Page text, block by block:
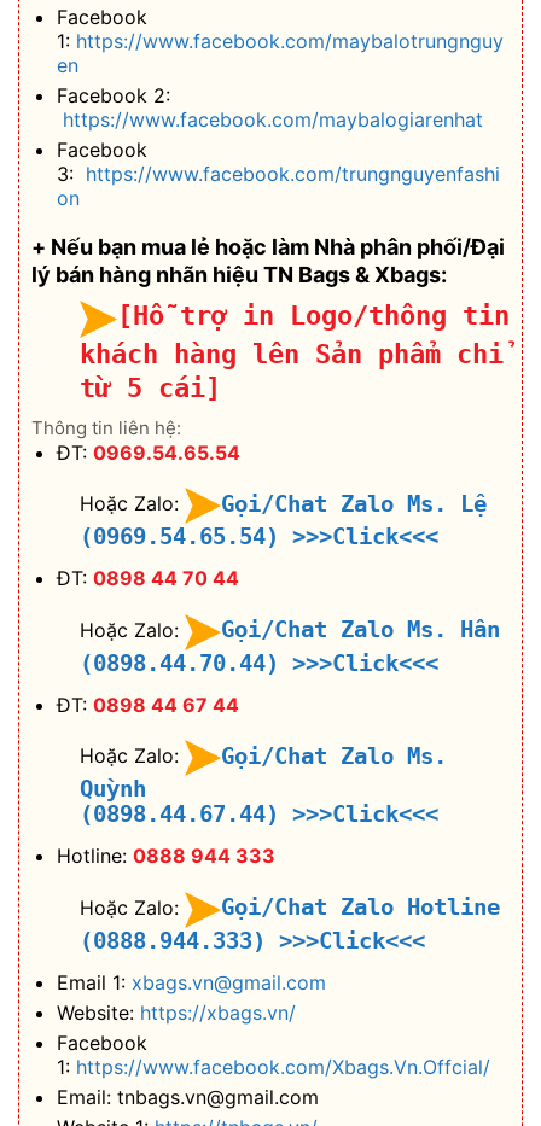
Facebook
1: https://www.facebook.com/maybalotrungnguy
en
Facebook 2:
https://www.facebook.com/maybalogiarenhat
Facebook
3: https://www.facebook.com/trungnguyenfashi
on
+ Nếu bạn mua lẻ hoặc làm Nhà phân phối/Đại
lý bán hàng nhãn hiệu TN Bags & Xbags:
[Hỗ trợ in Logo/thông tin
khách hàng lên Sản phẩm chỉ
từ 5 cái]
Thông tin liên hệ:
ĐT: 0969.54.65.54
Hoặc Zalo:
Gọi/Chat Zalo Ms. Lệ
(0969.54.65.54)
>>>Click<<<
ĐT: 0898 44 70 44
Hoặc Zalo:
Gọi/Chat Zalo Ms. Hân
(0898.44.70.44)
>>>Click<<<
ĐT: 0898 44 67 44
Hoặc Zalo:
Gọi/Chat Zalo Ms.
Quỳnh
(0898.44.67.44)
>>>Click<<<
Hotline: 0888 944 333
Hoặc Zalo:
Gọi/Chat Zalo Hotline
(0888.944.333)
>>>Click<<<
Email 1: xbags.vn@gmail.com
Website: https://xbags.vn/
Facebook
1: https://www.facebook.com/Xbags.Vn.Offcial/
Email: tnbags.vn@gmail.com